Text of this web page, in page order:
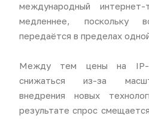
международный
медленнее, поскольку
передаётся в пределах
Между тем цены на IP-
снижаться из-за
внедрения новых
результате спрос